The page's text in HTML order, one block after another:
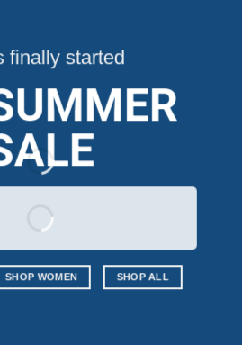
finally started
SHOP WOMEN SHOP ALL